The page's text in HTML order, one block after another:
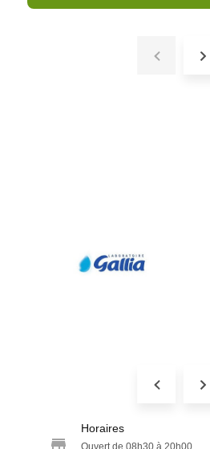
Horaires
Ouvert de 08h30 à 20h00